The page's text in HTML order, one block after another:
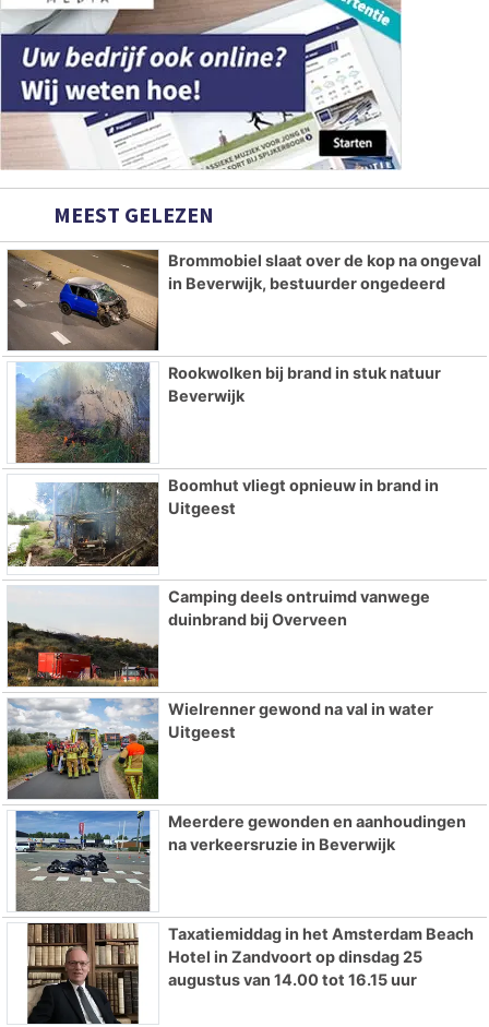
MEEST GELEZEN
Brommobiel slaat over de kop na ongeval
in Beverwijk, bestuurder ongedeerd
Rookwolken bij brand in stuk natuur
Beverwijk
Boomhut vliegt opnieuw in brand in
Uitgeest
Camping deels ontruimd vanwege
duinbrand bij Overveen
Wielrenner gewond na val in water
Uitgeest
Meerdere gewonden en aanhoudingen
na verkeersruzie in Beverwijk
Taxatiemiddag in het Amsterdam Beach
Hotel in Zandvoort op dinsdag 25
augustus van 14.00 tot 16.15 uur